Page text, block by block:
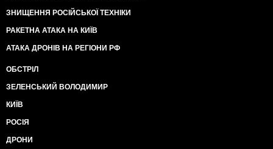
ЗНИЩЕННЯ РОСІЙСЬКОЇ ТЕХНІКИ
РАКЕТНА АТАКА НА КИЇВ
АТАКА ДРОНІВ НА РЕГІОНИ РФ
ОБСТРІЛ
ЗЕЛЕНСЬКИЙ ВОЛОДИМИР
КИЇВ
РОСІЯ
ДРОНИ